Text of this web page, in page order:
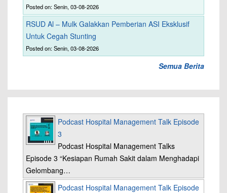
Posted on: Senin, 03-08-2026
RSUD Al – Mulk Galakkan Pemberian ASI Eksklusif
Untuk Cegah Stunting
Posted on: Senin, 03-08-2026
Semua Berita
Podcast Hospital Management Talk Episode
3
Podcast Hospital Management Talks
Episode 3 “Kesiapan Rumah Sakit dalam Menghadapi
Gelombang…
Podcast Hospital Management Talk Episode